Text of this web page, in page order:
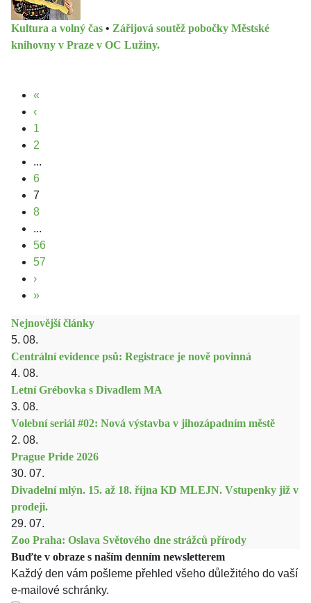
Kultura a volný čas • Zářijová soutěž pobočky Městské
knihovny v Praze v OC Lužiny.
«
‹
1
2
...
6
7
8
...
56
57
›
»
Nejnovější články
5. 08.
Centrální evidence psů: Registrace je nově povinná
4. 08.
Letní Grébovka s Divadlem MA
3. 08.
Volební seriál #02: Nová výstavba v jihozápadním městě
2. 08.
Prague Pride 2026
30. 07.
Divadelní mlýn. 15. až 18. října KD MLEJN. Vstupenky již v
prodeji.
29. 07.
Zoo Praha: Oslava Světového dne strážců přírody
Buďte v obraze s naším denním newsletterem
Každý den vám pošleme přehled všeho důležitého do vaší
e-mailové schránky.